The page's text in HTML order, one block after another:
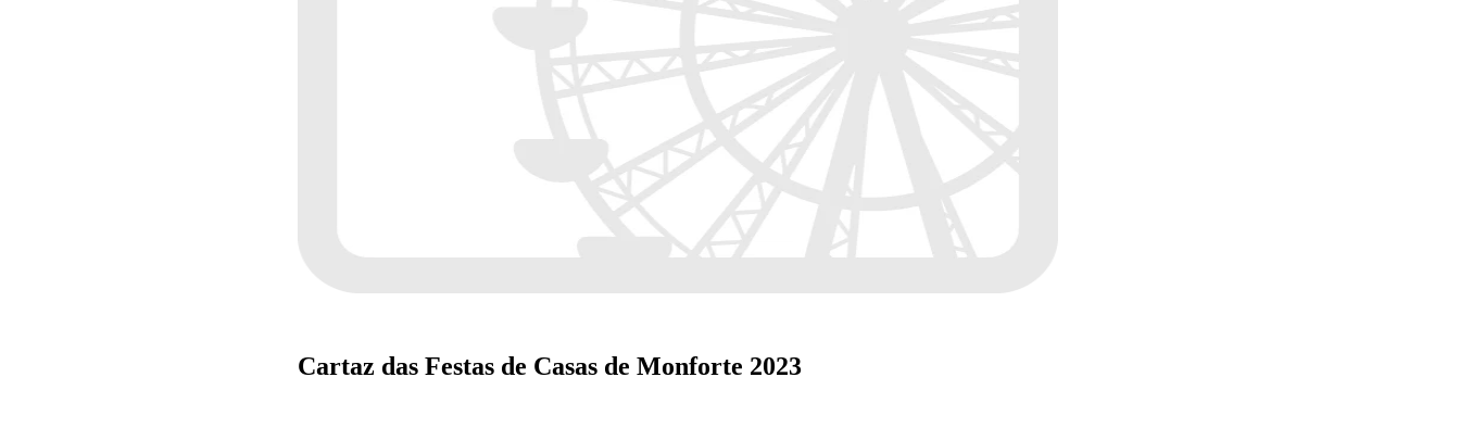
Cartaz das Festas de Casas de Monforte 2023